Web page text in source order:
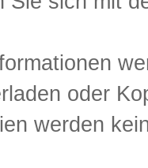
oder
werden